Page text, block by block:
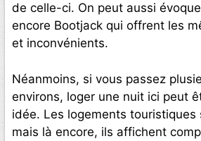
de celle-ci. On peut aussi
encore Bootjack qui offrent les
et inconvénients.
Néanmoins, si vous passez
environs, loger une nuit ici peut
idée. Les logements touristiques
mais là encore, ils affichent